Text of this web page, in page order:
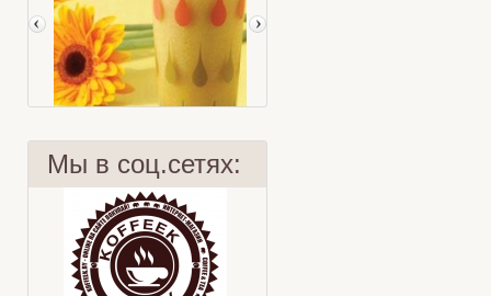
Охлажденный тропический чай
Мы в соц.сетях: